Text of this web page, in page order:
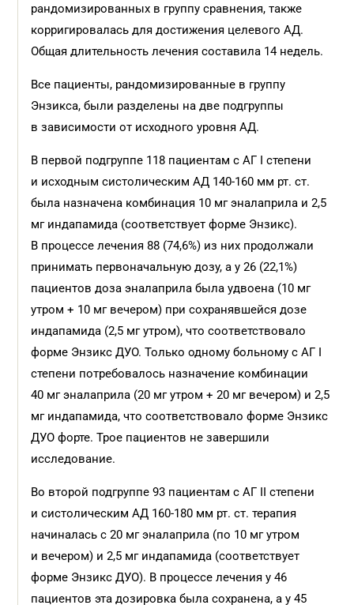
рандомизированных в группу сравнения, также
корригировалась для достижения целевого АД.
Общая длительность лечения составила 14 недель.
Все пациенты, рандомизированные в группу
Энзикса, были разделены на две подгруппы
в зависимости от исходного уровня АД.
В первой подгруппе 118 пациентам с АГ I степени
и исходным систолическим АД 140-160 мм рт. ст.
была назначена комбинация 10 мг эналаприла и 2,5
мг индапамида (соответствует форме Энзикс).
В процессе лечения 88 (74,6%) из них продолжали
принимать первоначальную дозу, а у 26 (22,1%)
пациентов доза эналаприла была удвоена (10 мг
утром + 10 мг вечером) при сохранявшейся дозе
индапамида (2,5 мг утром), что соответствовало
форме Энзикс ДУО. Только одному больному с АГ I
степени потребовалось назначение комбинации
40 мг эналаприла (20 мг утром + 20 мг вечером) и 2,5
мг индапамида, что соответствовало форме Энзикс
ДУО форте. Трое пациентов не завершили
исследование.
Во второй подгруппе 93 пациентам с АГ II степени
и систолическим АД 160-180 мм рт. ст. терапия
начиналась с 20 мг эналаприла (по 10 мг утром
и вечером) и 2,5 мг индапамида (соответствует
форме Энзикс ДУО). В процессе лечения у 46
пациентов эта дозировка была сохранена, а у 45